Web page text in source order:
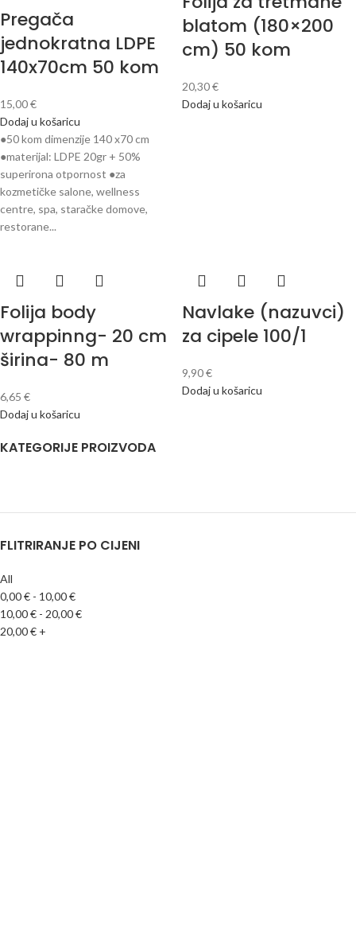
KATEGORIJE PROIZVODA
FLITRIRANJE PO CIJENI
All
0,00€ - 10,00€
10,00€ - 20,00€
20,00€ +
Pregača
jednokratna LDPE
140x70cm 50 kom
15,00€
Dodaj u košaricu
●50 kom dimenzije 140 x70 cm
●materijal: LDPE 20gr + 50%
superirona otpornost ●za
kozmetičke salone, wellness
centre, spa, staračke domove,
restorane...
blatom (180×200
cm) 50 kom
20,30€
Dodaj u košaricu
Folija body
wrappinng- 20 cm
širina- 80 m
6,65 €
Dodaj u košaricu
Navlake (nazuvci)
za cipele 100/1
9,90€
Dodaj u košaricu